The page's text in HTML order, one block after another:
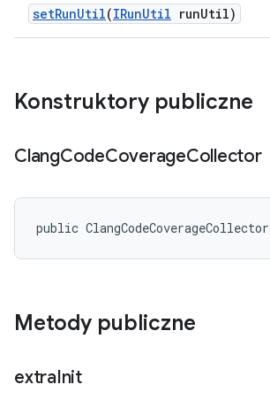
setRunUtil(IRunUtil runUtil)
Konstruktory publiczne
ClangCodeCoverageCollector
public
Metody publiczne
extraInit